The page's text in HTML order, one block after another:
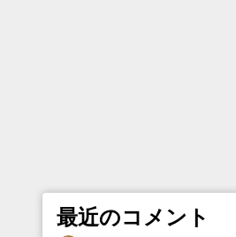
最近のコメント